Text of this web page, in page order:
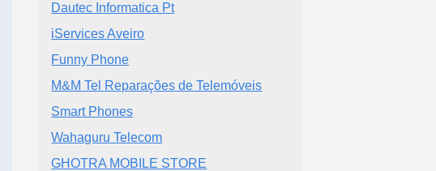
Dautec Informatica Pt
iServices Aveiro
Funny Phone
M&M Tel Reparações de Telemóveis
Smart Phones
Wahaguru Telecom
GHOTRA MOBILE STORE